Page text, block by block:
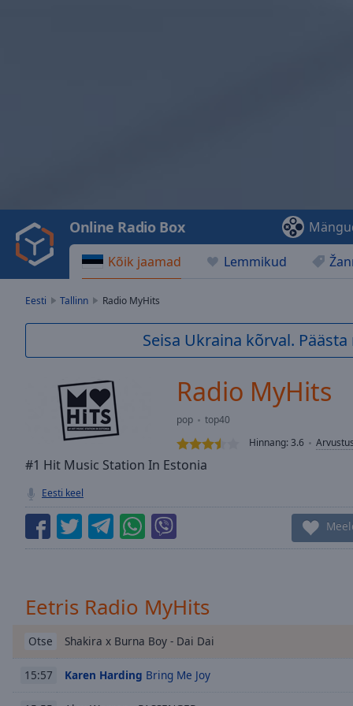
Video
Play
Backward
Skip
Current
TypeLIVE
live,
currently
behind
LIVE
Remaining
Playback
Rate
Chapters
Kõik jaamad Lemmikud
Online Radio Box
Eesti Tallinn Radio MyHits
Seisa Ukraina kõrval.
Radio MyHits
pop
top40
Hinnang:3.6
#1 Hit Music Station In Estonia
Eesti keel
Eetris Radio MyHits
Otse Shakira x Burna Boy - Dai Dai
15:57 Karen Harding Bring Me Joy